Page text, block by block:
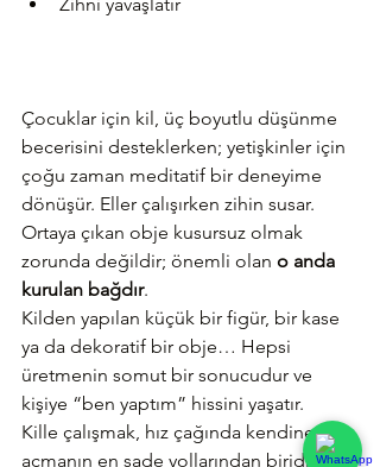
Zihni yavaşlatır
Çocuklar için kil, üç boyutlu düşünme
becerisini desteklerken; yetişkinler için
çoğu zaman meditatif bir deneyime
dönüşür. Eller çalışırken zihin susar.
Ortaya çıkan obje kusursuz olmak
zorunda değildir; önemli olan o anda
kurulan bağdır.
Kilden yapılan küçük bir figür, bir kase
ya da dekoratif bir obje… Hepsi
üretmenin somut bir sonucudur ve
kişiye “ben yaptım” hissini yaşatır.
Kille çalışmak, hız çağında kendine alan
açmanın en sade yollarından biridir.